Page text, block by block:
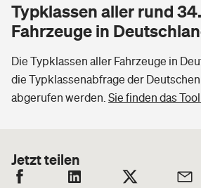
Typklassen aller rund
Fahrzeuge in
Die Typklassen aller Fahrzeuge in
die Typklassenabfrage der
abgerufen werden. Sie finden das
Jetzt teilen